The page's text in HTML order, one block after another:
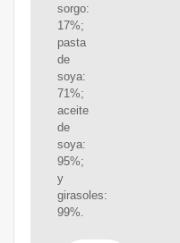
sorgo:
17%;
pasta
de
soya:
71%;
aceite
de
soya:
95%;
y
girasoles:
99%.